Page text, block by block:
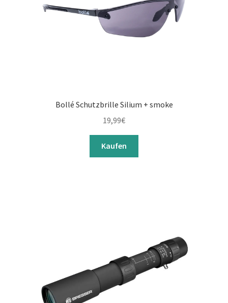
Bollé Schutzbrille Silium + smoke
19,99€
Kaufen